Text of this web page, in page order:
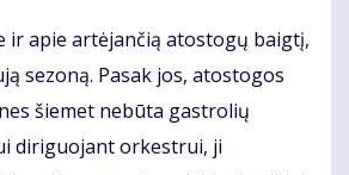
ir apie artėjančią atostogų baigtį,
sezoną. Pasak jos, atostogos
šiemet nebūta gastrolių
diriguojant orkestrui, ji